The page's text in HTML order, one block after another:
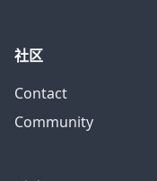
社区
Contact
Community